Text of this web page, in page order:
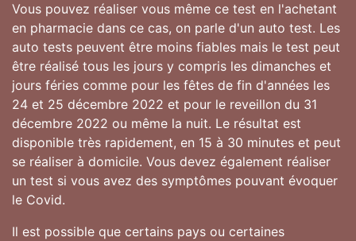
Vous pouvez réaliser vous même ce test en l'achetant
en pharmacie dans ce cas, on parle d'un auto test. Les
auto tests peuvent être moins fiables mais le test peut
être réalisé tous les jours y compris les dimanches et
jours féries comme pour les fêtes de fin d'années les
24 et 25 décembre 2022 et pour le reveillon du 31
décembre 2022 ou même la nuit. Le résultat est
disponible très rapidement, en 15 à 30 minutes et peut
se réaliser à domicile. Vous devez également réaliser
un test si vous avez des symptômes pouvant évoquer
le Covid.
Il est possible que certains pays ou certaines